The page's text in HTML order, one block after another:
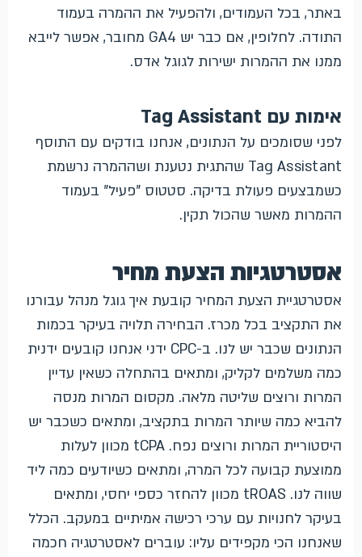
באתר, בכל העמודים, ולהפעיל את ההמרה בעמוד
התודה. לחלופין, אם כבר יש GA4 מחובר, אפשר לייבא
ממנו את ההמרות ישירות לגוגל אדס.
אימות עם Tag Assistant
לפני שסומכים על הנתונים, אנחנו בודקים עם התוסף
Tag Assistant שהתגית נטענת ושההמרה נרשמת
כשמבצעים פעולת בדיקה. סטטוס "פעיל" בעמוד
ההמרות מאשר שהכול תקין.
אסטרטגיות הצעת מחיר
אסטרטגיית הצעת המחיר קובעת איך גוגל מנהל עבורנו
את התקציב בכל מכרז. הבחירה תלויה בעיקר בכמות
הנתונים שכבר יש לנו. ב-CPC ידני אנחנו קובעים ידנית
כמה משלמים לקליק, ומתאים בהתחלה כשאין עדיין
המרות ורוצים שליטה מלאה. מקסום המרות מנסה
להביא כמה שיותר המרות בתקציב, ומתאים כשכבר יש
היסטוריית המרות ורוצים נפח. tCPA מכוון לעלות
ממוצעת קבועה לכל המרה, ומתאים כשיודעים כמה ליד
שווה לנו. tROAS מכוון להחזר כספי יחסי, ומתאים
בעיקר לחנויות עם ערכי רכישה אמיתיים במעקב. הכלל
שאנחנו הכי מקפידים עליו: עוברים לאסטרטגיה חכמה